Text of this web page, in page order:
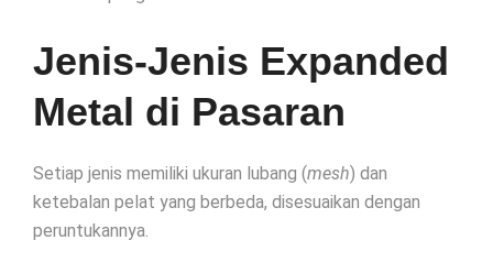
Jenis-Jenis Expanded
Metal di Pasaran
Setiap jenis memiliki ukuran lubang (mesh) dan
ketebalan pelat yang berbeda, disesuaikan dengan
peruntukannya.